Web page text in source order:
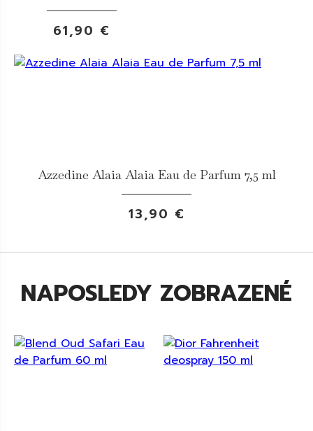
61,90 €
Azzedine Alaia Alaia Eau de Parfum 7,5 ml
13,90 €
NAPOSLEDY ZOBRAZENÉ